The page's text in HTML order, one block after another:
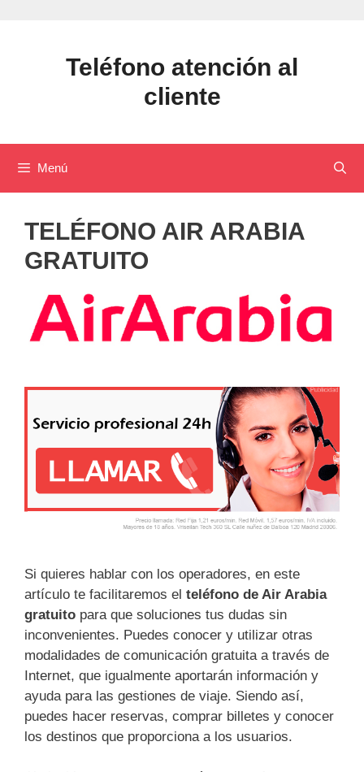
Teléfono atención al
cliente
Menú
TELÉFONO AIR ARABIA
GRATUITO
Si quieres hablar con los operadores, en este
artículo te facilitaremos el teléfono de Air Arabia
gratuito para que soluciones tus dudas sin
inconvenientes. Puedes conocer y utilizar otras
modalidades de comunicación gratuita a través de
Internet, que igualmente aportarán información y
ayuda para las gestiones de viaje. Siendo así,
puedes hacer reservas, comprar billetes y conocer
los destinos que proporciona a los usuarios.